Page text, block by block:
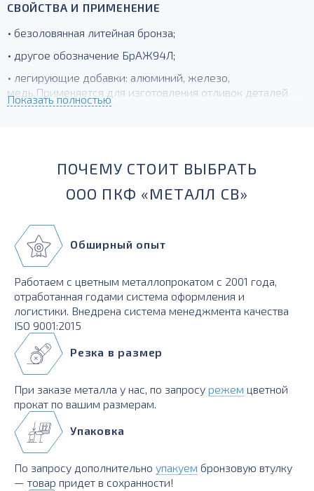
СВОЙСТВА И ПРИМЕНЕНИЕ
• безоловянная литейная бронза;
• другое обозначение БрАЖ94Л;
• легирующие добавки: алюминий, железо,
медь.Применяется для изготовления отливок деталей
горно-металлургического оборудования, шестерней,
Показать полностью
ПОЧЕМУ СТОИТ ВЫБРАТЬ
ООО ПКФ «МЕТАЛЛ СВ»
Обширный опыт
Работаем с цветным металлопрокатом с 2001 года,
отработанная годами система оформления и
логистики. Внедрена система менеджмента качества
ISO 9001:2015
Резка в размер
При заказе металла у нас, по запросу режем цветной
прокат по вашим размерам.
Упаковка
По запросу дополнительно упакуем бронзовую втулку
— товар придет в сохранности!